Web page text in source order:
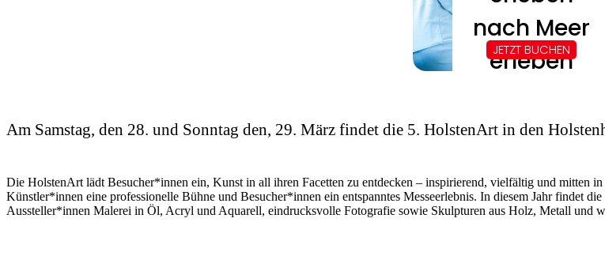
Am Samstag, den 28. und Sonntag den, 29. März findet die 5. HolstenArt in den
Die HolstenArt lädt Besucher*innen ein, Kunst in all ihren Facetten zu entdecken – inspirierend, vielfältig und mitten
Künstler*innen eine professionelle Bühne und Besucher*innen ein entspanntes Messeerlebnis. In diesem Jahr findet
Aussteller*innen Malerei in Öl, Acryl und Aquarell, eindrucksvolle Fotografie sowie Skulpturen aus Holz, Metall und